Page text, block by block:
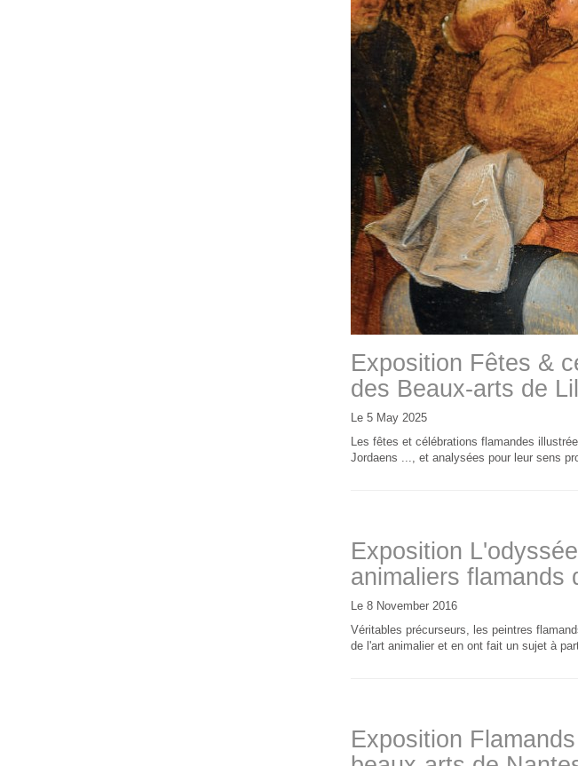
Exposition Fêtes &
des Beaux-arts de
Le 5 May 2025
Les fêtes et célébrations flamandes
Jordaens ..., et analysées pour leur sens
Exposition
animaliers flamands
Le 8 November 2016
Véritables précurseurs, les peintres
de l'art animalier et en ont fait un sujet à
Exposition